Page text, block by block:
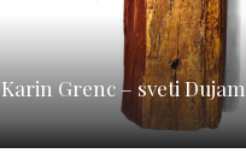
Karin Grenc – sveti Dujam